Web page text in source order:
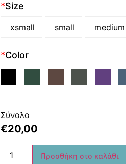
*Size
xsmall small medium
*Color
Σύνολο
€20,00
Προσθήκη στο καλάθι